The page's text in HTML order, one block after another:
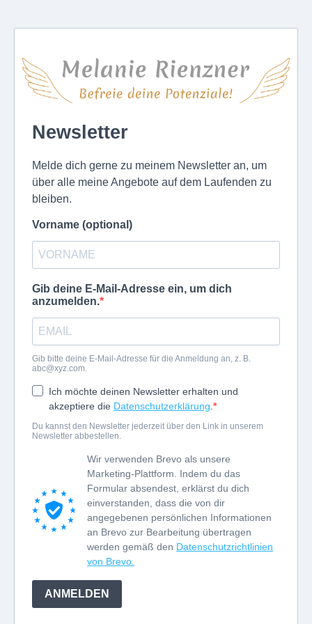
Newsletter
Melde dich gerne zu meinem Newsletter an, um
über alle meine Angebote auf dem Laufenden zu
bleiben.
Vorname (optional)
Gib deine E-Mail-Adresse ein, um dich
anzumelden.
Gib bitte deine E-Mail-Adresse für die Anmeldung an, z. B.
abc@xyz.com.
Ich möchte deinen Newsletter erhalten und
akzeptiere die Datenschutzerklärung
Du kannst den Newsletter jederzeit über den Link in unserem
Newsletter abbestellen.
Wir verwenden Brevo als unsere
Marketing-Plattform. Indem du das
Formular absendest, erklärst du dich
einverstanden, dass die von dir
angegebenen persönlichen Informationen
an Brevo zur Bearbeitung übertragen
werden gemäß den Datenschutzrichtlinien
von Brevo.
ANMELDEN